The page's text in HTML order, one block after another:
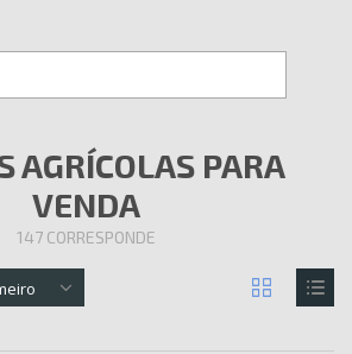
AGRÍCOLAS PARA
VENDA
147CORRESPONDE